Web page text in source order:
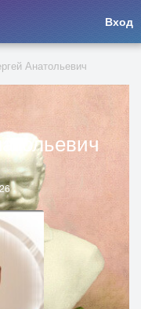
Вход
Анатольевич